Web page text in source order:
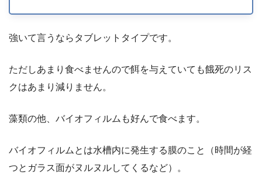
強いて言うならタブレットタイプです。
ただしあまり食べませんので餌を与えていても餓死のリス
クはあまり減りません。
藻類の他、バイオフィルムも好んで食べます。
バイオフィルムとは水槽内に発生する膜のこと（時間が経
つとガラス面がヌルヌルしてくるなど）。